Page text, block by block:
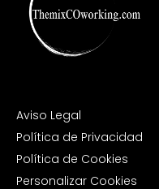
Aviso Legal
Política de Privacidad
Política de Cookies
Personalizar Cookies